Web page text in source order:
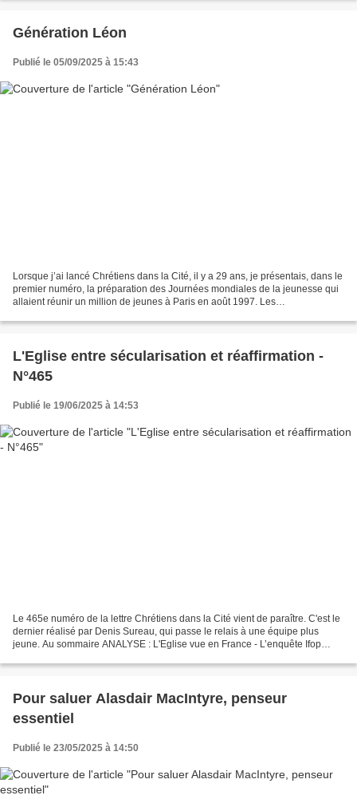
Génération Léon
Publié le 05/09/2025 à 15:43
Lorsque j’ai lancé Chrétiens dans la Cité, il y a 29 ans, je présentais, dans le
premier numéro, la préparation des Journées mondiales de la jeunesse qui
allaient réunir un million de jeunes à Paris en août 1997. Les
L'Eglise entre sécularisation et réaffirmation -
N°465
Publié le 19/06/2025 à 14:53
Le 465e numéro de la lettre Chrétiens dans la Cité vient de paraître. C'est le
dernier réalisé par Denis Sureau, qui passe le relais à une équipe plus
jeune. Au sommaire ANALYSE : L'Eglise vue en France - L’enquête Ifop
Pour saluer Alasdair MacIntyre, penseur
essentiel
Publié le 23/05/2025 à 14:50